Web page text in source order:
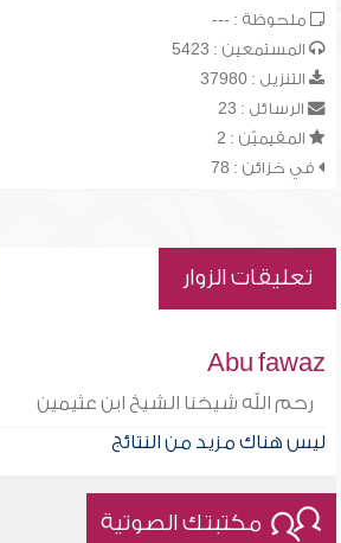
ملحوظة : ---
المستمعين : 5423
التنزيل : 37980
الرسائل : 23
المقيميّن : 2
في خزائن : 78
تعليقات الزوار
Abu fawaz
رحم الله شيخنا الشيخ ابن عثيمين
ليس هناك مزيد من النتائج
مكتبتك الصوتية